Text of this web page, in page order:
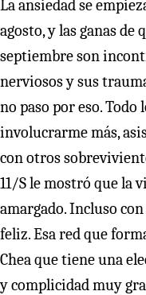
La ansiedad se
agosto, y las ganas de
septiembre son
nerviosos y sus
no paso por eso.
involucrarme más,
con otros
11/S le mostró que la
amargado. Incluso
feliz. Esa red que
Chea que tiene una
y complicidad muy